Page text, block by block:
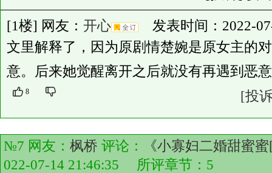
[1楼] 网友： 开心
发表时间：2022-
文里解释了，因为原剧情楚婉是原女主的
意。后来她觉醒离开之后就没有再遇到恶
8 [投
№7 网友： 枫桥 评论：
《小寡妇二婚甜蜜
022-07-14 21:46:35 所评章节： 5